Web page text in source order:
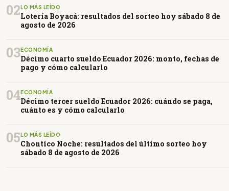
02LO MÁS LEÍDO
Lotería Boyacá: resultados del sorteo hoy sábado 8 de
agosto de 2026
03ECONOMÍA
Décimo cuarto sueldo Ecuador 2026: monto, fechas de
pago y cómo calcularlo
04ECONOMÍA
Décimo tercer sueldo Ecuador 2026: cuándo se paga,
cuánto es y cómo calcularlo
05LO MÁS LEÍDO
Chontico Noche: resultados del último sorteo hoy
sábado 8 de agosto de 2026